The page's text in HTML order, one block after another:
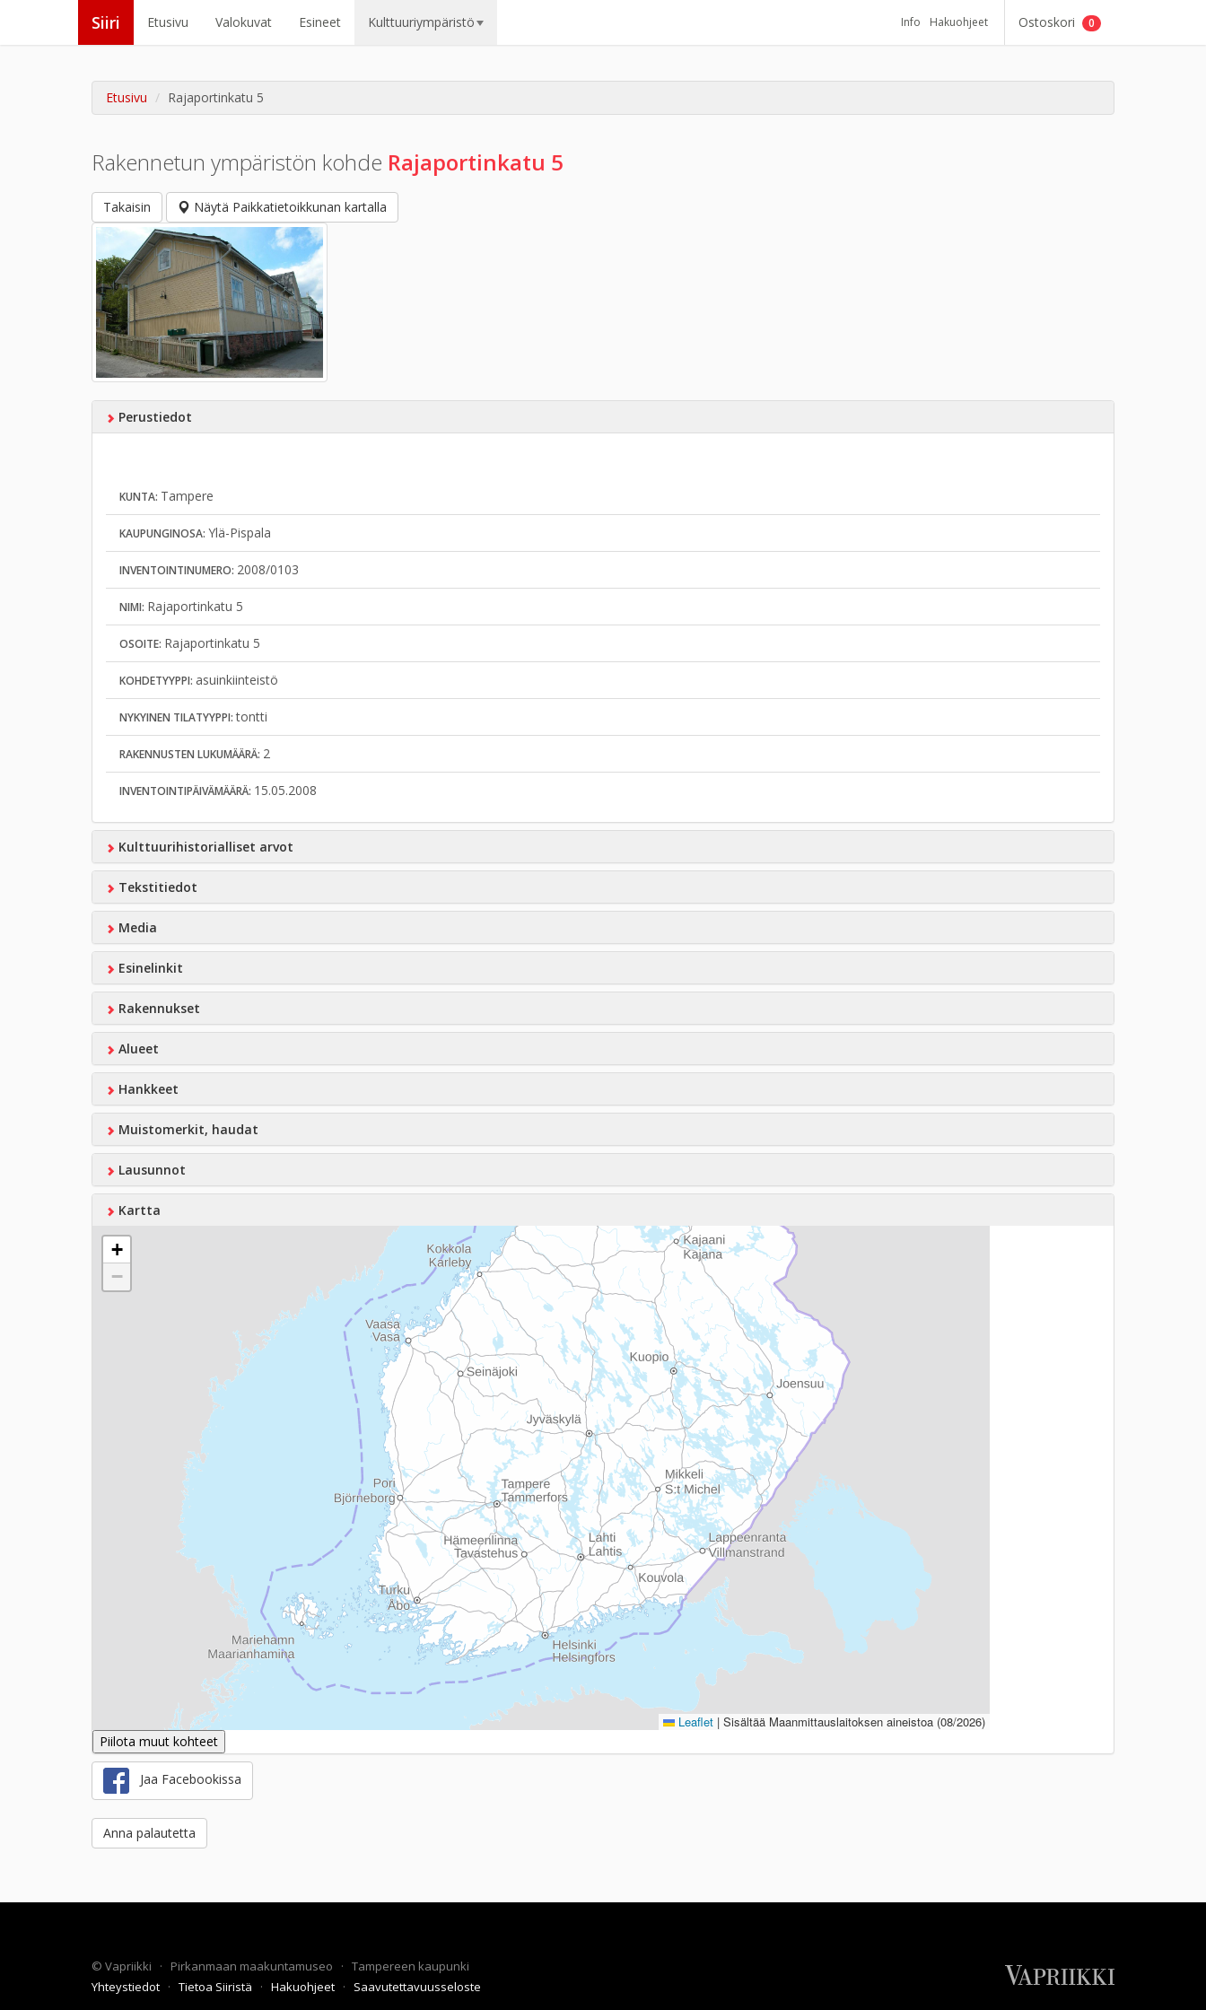
Siiri Etusivu Valokuvat Esineet Kulttuuriympäristö Info Hakuohjeet Ostoskori 0
Etusivu Rajaportinkatu 5
Rakennetun ympäristön kohde Rajaportinkatu 5
Takaisin Näytä Paikkatietoikkunan kartalla
Perustiedot
KUNTA: Tampere
KAUPUNGINOSA: Ylä-Pispala
INVENTOINTINUMERO: 2008/0103
NIMI: Rajaportinkatu 5
OSOITE: Rajaportinkatu 5
KOHDETYYPPI: asuinkiinteistö
NYKYINEN TILATYYPPI:tontti
RAKENNUSTEN LUKUMÄÄRÄ: 2
INVENTOINTIPÄIVÄMÄÄRÄ: 15.05.2008
Kulttuurihistorialliset arvot
Tekstitiedot
Media
Esinelinkit
Rakennukset
Alueet
Hankkeet
Muistomerkit, haudat
Lausunnot
Kartta
+
−
Leaflet | Sisältää Maanmittauslaitoksen aineistoa (08/2026)
Piilota muut kohteet
Jaa Facebookissa
Anna palautetta
© Vapriikki · Pirkanmaan maakuntamuseo · Tampereen kaupunki
Yhteystiedot · Tietoa Siiristä · Hakuohjeet · Saavutettavuusseloste